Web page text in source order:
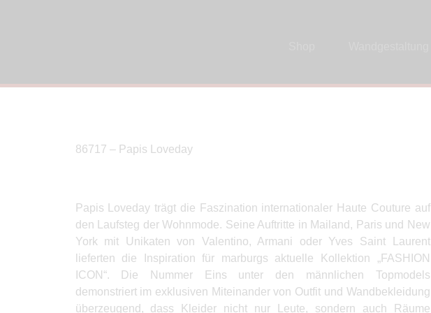
86717 – Papis Loveday
Papis Loveday trägt die Faszination internationaler Haute Couture auf
den Laufsteg der Wohnmode. Seine Auftritte in Mailand, Paris und New
York mit Unikaten von Valentino, Armani oder Yves Saint Laurent
lieferten die Inspiration für marburgs aktuelle Kollektion „FASHION
ICON“. Die Nummer Eins unter den männlichen Topmodels
demonstriert im exklusiven Miteinander von Outfit und Wandbekleidung
überzeugend, dass Kleider nicht nur Leute, sondern auch Räume